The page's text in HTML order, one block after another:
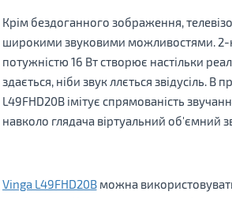
Крім бездоганного зображення,
широкими звуковими можливостями. 2-
потужністю 16 Вт створює настільки
здається, ніби звук ллється звідусіль. В
L49FHD20B імітує спрямованість
навколо глядача віртуальний об'ємний
Vinga L49FHD20Bможна